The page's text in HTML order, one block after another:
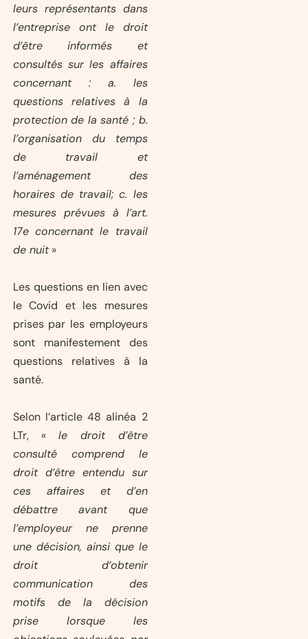
leurs représentants dans
l’entreprise ont le droit
d’être informés et
consultés sur les affaires
concernant : a. les
questions relatives à la
protection de la santé ; b.
l’organisation du temps
de travail et
l’aménagement des
horaires de travail; c. les
mesures prévues à l’art.
17e concernant le travail
de nuit»
Les questions en lien avec
le Covid et les mesures
prises par les employeurs
sont manifestement des
questions relatives à la
santé.
Selon l’article 48 alinéa 2
LTr, « le droit d’être
consulté comprend le
droit d’être entendu sur
ces affaires et d’en
débattre avant que
l’employeur ne prenne
une décision, ainsi que le
droit d’obtenir
communication des
motifs de la décision
prise lorsque les